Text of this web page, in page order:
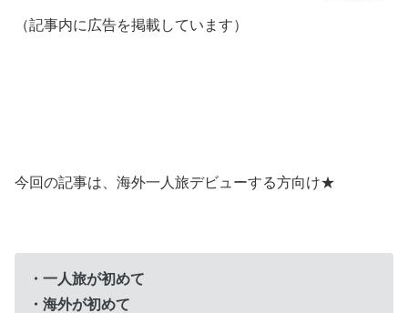
（記事内に広告を掲載しています）
今回の記事は、海外一人旅デビューする方向け★
・一人旅が初めて
・海外が初めて